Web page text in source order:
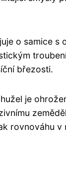
o samice s
březosti.
je
rovnováhu v